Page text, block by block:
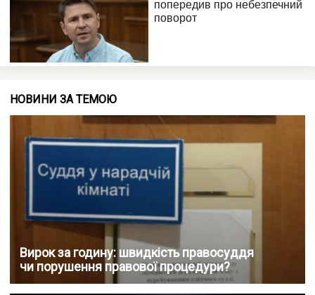
НОВИНИ ЗА ТЕМОЮ
Вирок за годину: швидкість правосуддя
чи порушення правової процедури?